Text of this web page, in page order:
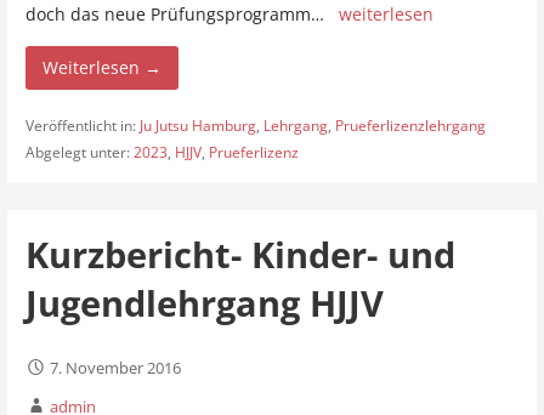
doch das neue Prüfungsprogramm… weiterlesen
Weiterlesen →
Veröffentlicht in: Ju Jutsu Hamburg, Lehrgang, Prueferlizenzlehrgang
Abgelegt unter:2023, HJJV, Prueferlizenz
Kurzbericht- Kinder- und
Jugendlehrgang HJJV
7. November 2016
admin